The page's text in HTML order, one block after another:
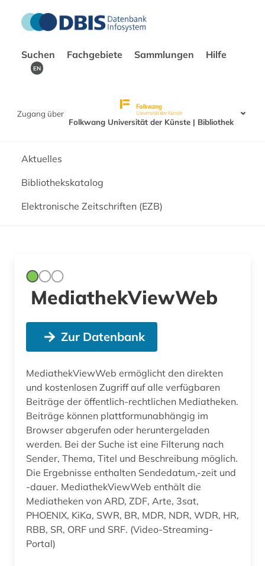
Suchen Fachgebiete Sammlungen Hilfe
EN
Zugang über
Folkwang Universität der Künste | Bibliothek
Aktuelles
Bibliothekskatalog
Elektronische Zeitschriften (EZB)
MediathekViewWeb
Zur Datenbank
MediathekViewWeb ermöglicht den direkten
und kostenlosen Zugriff auf alle verfügbaren
Beiträge der öffentlich-rechtlichen Mediatheken.
Beiträge können plattformunabhängig im
Browser abgerufen oder heruntergeladen
werden. Bei der Suche ist eine Filterung nach
Sender, Thema, Titel und Beschreibung möglich.
Die Ergebnisse enthalten Sendedatum,-zeit und
-dauer. MediathekViewWeb enthält die
Mediatheken von ARD, ZDF, Arte, 3sat,
PHOENIX, KiKa, SWR, BR, MDR, NDR, WDR, HR,
RBB, SR, ORF und SRF. (Video-Streaming-
Portal)